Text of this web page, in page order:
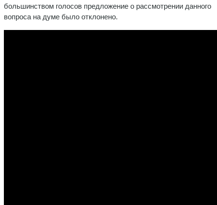
большинством голосов предложение о рассмотрении данного
вопроса на думе было отклонено.